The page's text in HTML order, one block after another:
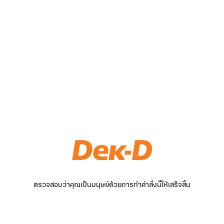
ตรวจสอบว่าคุณเป็นมนุษย์ด้วยการทำคำสั่งนี้ให้เสร็จสิ้น